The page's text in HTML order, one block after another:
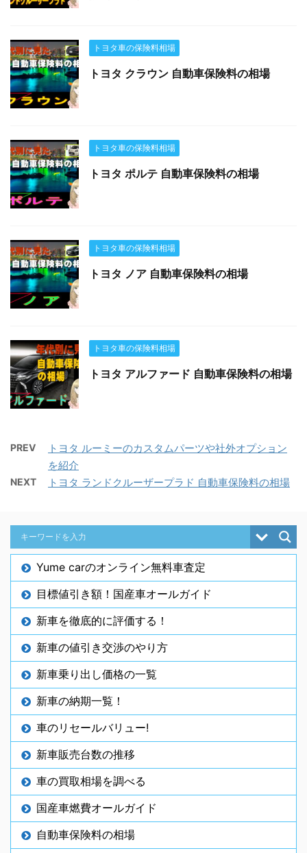
トヨタ車の保険料相場
トヨタ クラウン 自動車保険料の相場
トヨタ車の保険料相場
トヨタ ポルテ 自動車保険料の相場
トヨタ車の保険料相場
トヨタ ノア 自動車保険料の相場
トヨタ車の保険料相場
トヨタ アルファード 自動車保険料の相場
PREV
トヨタ ルーミーのカスタムパーツや社外オプション
を紹介
NEXT トヨタ ランドクルーザープラド 自動車保険料の相場
Yume carのオンライン無料車査定
目標値引き額！国産車オールガイド
新車を徹底的に評価する！
新車の値引き交渉のやり方
新車乗り出し価格の一覧
新車の納期一覧！
車のリセールバリュー!
新車販売台数の推移
車の買取相場を調べる
国産車燃費オールガイド
自動車保険料の相場